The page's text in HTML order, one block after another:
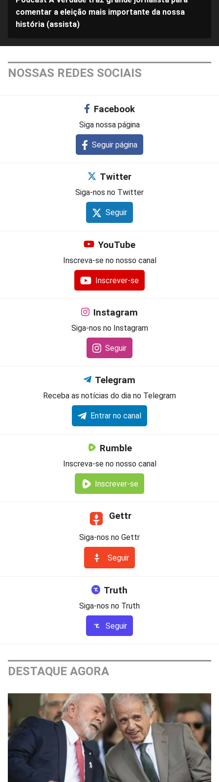
comentar a eleição mais importante da nossa
história (assista)
NOSSAS REDES SOCIAIS
Facebook
Siga nossa página
Seguir página
Twitter
Siga-nos no Twitter
Seguir
YouTube
Inscreva-se no nosso canal
Inscrever-se
Instagram
Siga-nos no Instagram
Seguir
Telegram
Receba as notícias do dia no Telegram
Entrar no canal
Rumble
Inscreva-se no nosso canal
Inscrever-se
Gettr
Siga-nos no Gettr
Seguir
Truth
Siga-nos no Truth
Seguir
DESTAQUE AGORA